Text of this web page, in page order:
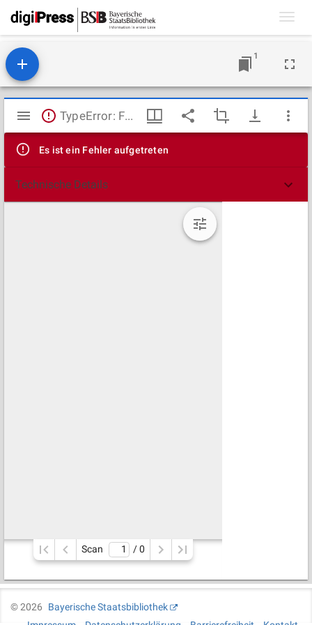
1
Mirador
Viewer
TypeError: Failed to fetch
Es ist ein Fehler aufgetreten
Technische Details
Scan / 0
©2026
Bayerische Staatsbibliothek